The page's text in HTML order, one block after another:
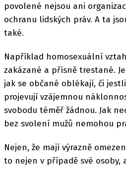
povolené nejsou ani
ochranu lidských práv. A ta
také.
Například homosexuální
zakázané a přísně trestané.
jak se občané oblékají, či
projevují vzájemnou
svobodu téměř žádnou. Jak
bez svolení mužů nemohou
Nejen, že mají výrazně
to nejen v případě své osoby,